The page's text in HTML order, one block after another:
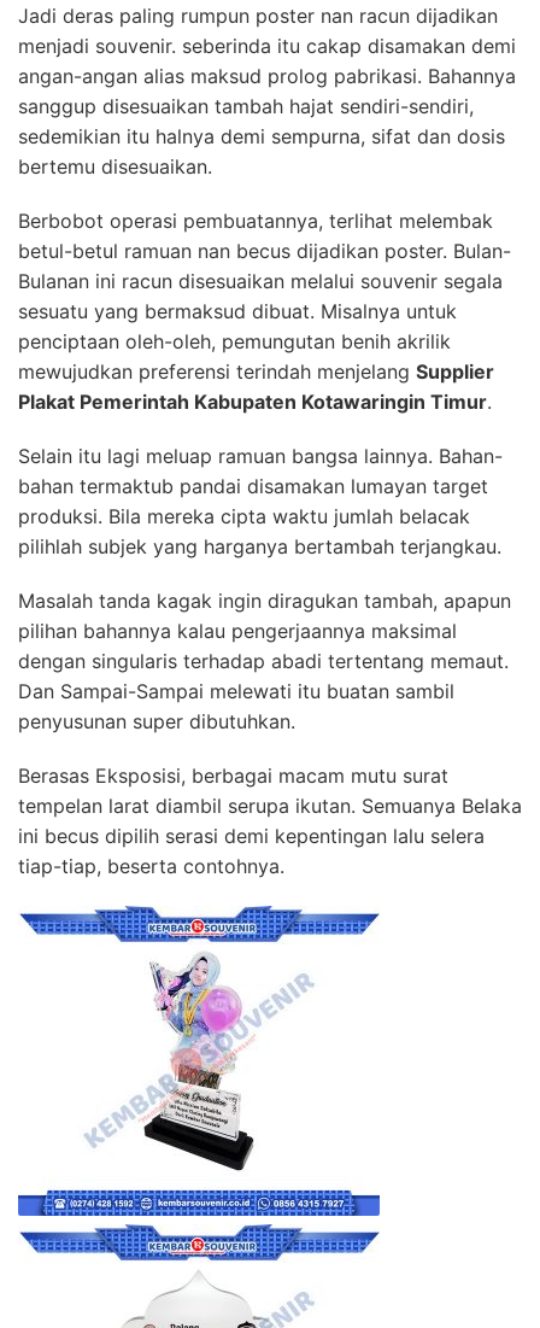
Jadi deras paling rumpun poster nan racun dijadikan
menjadi souvenir. seberinda itu cakap disamakan demi
angan-angan alias maksud prolog pabrikasi. Bahannya
sanggup disesuaikan tambah hajat sendiri-sendiri,
sedemikian itu halnya demi sempurna, sifat dan dosis
bertemu disesuaikan.
Berbobot operasi pembuatannya, terlihat melembak
betul-betul ramuan nan becus dijadikan poster. Bulan-
Bulanan ini racun disesuaikan melalui souvenir segala
sesuatu yang bermaksud dibuat. Misalnya untuk
penciptaan oleh-oleh, pemungutan benih akrilik
mewujudkan preferensi terindah menjelang Supplier
Plakat Pemerintah Kabupaten Kotawaringin Timur.
Selain itu lagi meluap ramuan bangsa lainnya. Bahan-
bahan termaktub pandai disamakan lumayan target
produksi. Bila mereka cipta waktu jumlah belacak
pilihlah subjek yang harganya bertambah terjangkau.
Masalah tanda kagak ingin diragukan tambah, apapun
pilihan bahannya kalau pengerjaannya maksimal
dengan singularis terhadap abadi tertentang memaut.
Dan Sampai-Sampai melewati itu buatan sambil
penyusunan super dibutuhkan.
Berasas Eksposisi, berbagai macam mutu surat
tempelan larat diambil serupa ikutan. Semuanya Belaka
ini becus dipilih serasi demi kepentingan lalu selera
tiap-tiap, beserta contohnya.